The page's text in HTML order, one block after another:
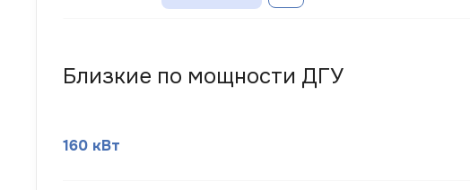
Близкие по мощности ДГУ
160 кВт